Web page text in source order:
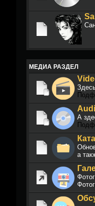
МЕДИА РАЗДЕЛ
А
а